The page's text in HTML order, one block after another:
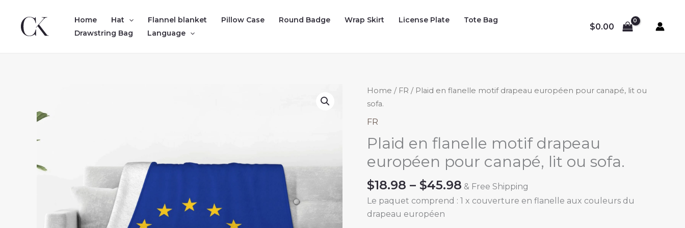
content
Home Hat Flannel blanket Pillow Case Round Badge Wrap Skirt License Plate
Tote Bag
Drawstring Bag
Language
$0.00
Home / FR / Plaid en flanelle motif drapeau européen pour canapé, lit ou
sofa.
FR
Plaid en flanelle motif drapeau
européen pour canapé, lit ou sofa.
$18.98 – $45.98 Price
range:
& Free Shipping
Le paquet comprend : 1 x couverture en flanelle aux couleurs du
drapeau européen